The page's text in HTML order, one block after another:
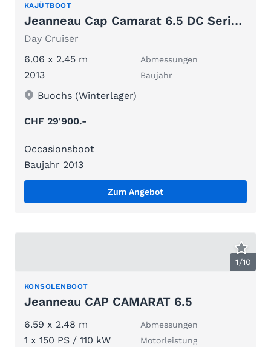
KAJÜTBOOT
Jeanneau Cap Camarat 6.5 DC Serie 2
Day Cruiser
6.06 x 2.45 m
Abmessungen
2013 Baujahr
Buochs (Winterlager)
CHF 29'900.-
Occasionsboot
Baujahr 2013
Zum Angebot
1/10
KONSOLENBOOT
Jeanneau CAP CAMARAT 6.5
6.59 x 2.48 m Abmessungen
1 x 150 PS / 110 kW Motorleistung